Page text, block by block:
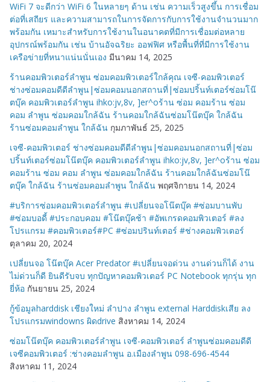
WiFi 7 จะดีกว่า WiFi 6 ในหลายๆ ด้าน เช่น ความเร็วสูงขึ้น การเชื่อม
ต่อที่เสถียร และความสามารถในการจัดการกับการใช้งานจำนวนมาก
พร้อมกัน เหมาะสำหรับการใช้งานในอนาคตที่มีการเชื่อมต่อหลาย
อุปกรณ์พร้อมกัน เช่น บ้านอัจฉริยะ ออฟฟิศ หรือพื้นที่ที่มีการใช้งาน
เครือข่ายที่หนาแน่นนั่นเอง มีนาคม 14, 2025
ร้านคอมพิวเตอร์ลำพูน ซ่อมคอมพิวเตอร์ใกล้คุณ เจซี-คอมพิวเตอร์
ช่างซ่อมคอมดีดีลำพูน|ซ่อมคอมนอกสถานที่|ซ่อมปริ้นท์เตอร์ซ่อมโน๊
ตบุ๊ค คอมพิวเตอร์ลำพูน ihko:jv,8v, ]er^oร้าน ซ่อม คอมร้าน ซ่อม
คอม ลำพูน ซ่อมคอมใกล้ฉัน ร้านคอมใกล้ฉันซ่อมโน๊ตบุ๊ค ใกล้ฉัน
ร้านซ่อมคอมลำพูน ใกล้ฉัน กุมภาพันธ์ 25, 2025
เจซี-คอมพิวเตอร์ ช่างซ่อมคอมดีดีลำพูน|ซ่อมคอมนอกสถานที่|ซ่อม
ปริ้นท์เตอร์ซ่อมโน๊ตบุ๊ค คอมพิวเตอร์ลำพูน ihko:jv,8v, ]er^oร้าน ซ่อม
คอมร้าน ซ่อม คอม ลำพูน ซ่อมคอมใกล้ฉัน ร้านคอมใกล้ฉันซ่อมโน๊
ตบุ๊ค ใกล้ฉัน ร้านซ่อมคอมลำพูน ใกล้ฉัน พฤศจิกายน 14, 2024
#บริการซ่อมคอมพิวเตอร์ลำพูน #เปลี่ยนจอโน๊ตบุ๊ค #ซ่อมบานพับ
#ซ่อมบอดี้ #ประกอบคอม #โน๊ตบุ๊คช้า #อัพเกรดคอมพิวเตอร์ #ลง
โปรแกรม #คอมพิวเตอร์#PC #ซ่อมปรินท์เตอร์ #ช่างคอมพิวเตอร์
ตุลาคม 20, 2024
เปลี่ยนจอ โน๊ตบุ๊ค Acer Predator #เปลี่ยนจอด่วน งานด่วนก็ได้ งาน
ไม่ด่วนก็ดี ยินดีรับจบ ทุกปัญหาคอมพิวเตอร์ PC Notebook ทุกรุ่น ทุก
ยี่ห้อ กันยายน 25, 2024
กู้ข้อมูลharddisk เชียงใหม่ ลำปาง ลำพูน external Harddiskเสีย ลง
โปรแกรมwindowns ผิดdrive สิงหาคม 14, 2024
ซ่อมโน๊ตบุ๊ค คอมพิวเตอร์ลำพูน เจซี-คอมพิวเตอร์ ลำพูนซ่อมคอมดีดี
เจซีคอมพิวเตอร์ :ช่างคอมลำพูน อ.เมืองลำพูน 098-696-4544
สิงหาคม 11, 2024